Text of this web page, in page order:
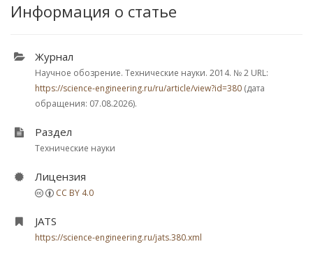
Информация о статье
Журнал
Научное обозрение. Технические науки. 2014. № 2 URL:
https://science-engineering.ru/ru/article/view?id=380 (дата
обращения: 07.08.2026).
Раздел
Технические науки
Лицензия
CC BY 4.0
JATS
https://science-engineering.ru/jats.380.xml